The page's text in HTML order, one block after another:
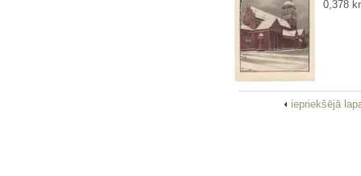
0,378
iepriekšējā